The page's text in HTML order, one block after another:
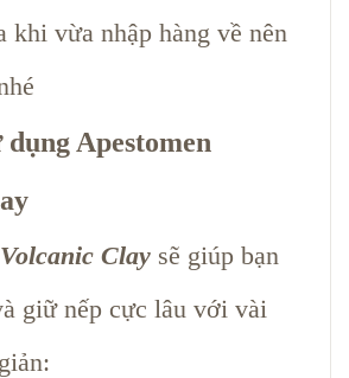
khi vừa nhập hàng về nên
Apestomen
Clay sẽ giúp bạn
giữ nếp cực lâu với vài